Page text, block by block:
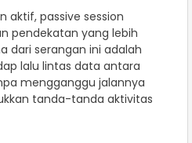
aktif, passive session
pendekatan yang lebih
dari serangan ini adalah
lalu lintas data antara
mengganggu jalannya
tanda-tanda aktivitas